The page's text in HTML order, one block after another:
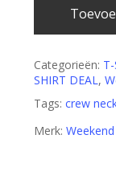
Categorieën:
SHIRT DEAL,
Tags: crew
Merk: